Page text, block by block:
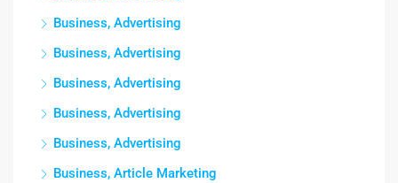
Business, Advertising
Business, Advertising
Business, Advertising
Business, Advertising
Business, Advertising
Business, Article Marketing